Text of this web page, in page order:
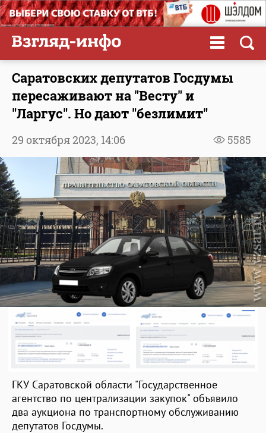
Саратовских депутатов Госдумы
пересаживают на "Весту" и
"Ларгус". Но дают "безлимит"
5585
29 октября 2023, 14:06
ГКУ Саратовской области "Государственное
агентство по централизации закупок" объявило
два аукциона по транспортному обслуживанию
депутатов Госдумы.